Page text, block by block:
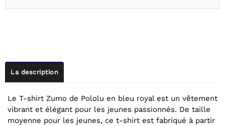
La description
Le T-shirt Zumo de Pololu en bleu royal est un vêtement
vibrant et élégant pour les jeunes passionnés. De taille
moyenne pour les jeunes, ce t-shirt est fabriqué à partir